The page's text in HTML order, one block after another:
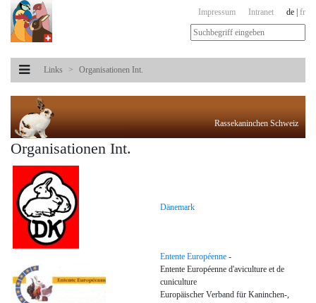
Impressum Intranet de| fr
Links Organisationen Int.
Rassekaninchen Schweiz
Organisationen Int.
Dänemark
Entente Européenne -
Entente Européenne d'aviculture et de
cuniculture
Europäischer Verband für Kaninchen-,